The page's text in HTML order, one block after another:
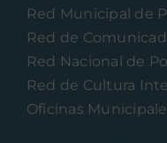
Red Municipal de
Red de
Red Nacional de
Red de Cultura
Oficinas